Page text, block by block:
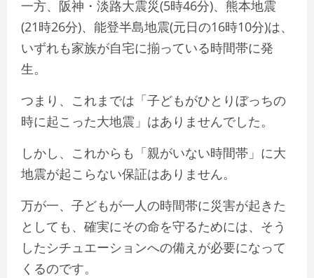
一方、阪神・淡路大震災(5時46分)、熊本地震
(21時26分)、能登半島地震(元日の16時10分)は、
いずれも家族が自宅に揃っている時間帯に発
生。
つまり、これまでは「子どもがひとりぼっちの
時に起こった大地震」はありませんでした。
しかし、これからも「親がいない時間帯」に大
地震が起こらない保証はありません。
万が一、子どもが一人の時間帯に災害が起きた
としても、確実にその命を守るためには、そう
したシチュエーションへの備えが必要になって
くるのです。